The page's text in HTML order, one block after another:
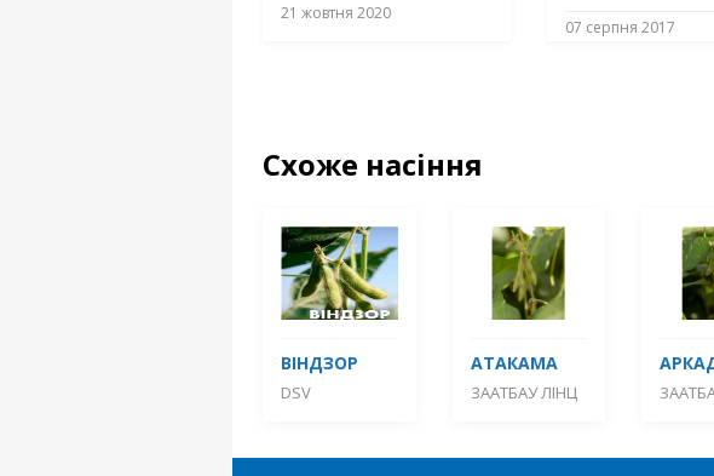
21 жовтня 2020
07 серпня 2017
Схоже насіння
ВІНДЗОР
DSV
АТАКАМА
ЗААТБАУ ЛІНЦ